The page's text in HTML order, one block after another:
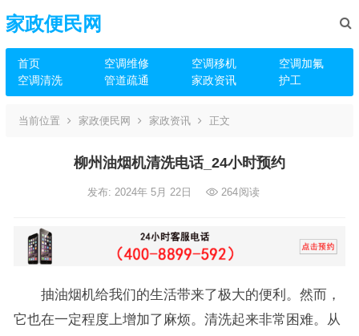
家政便民网
首页 空调维修 空调移机
空调加氟
空调清洗
管道疏通 家政资讯 护工
当前位置 家政便民网 家政资讯 正文
柳州油烟机清洗电话_24小时预约
发布: 2024年 5月 22日 264阅读
抽油烟机给我们的生活带来了极大的便利。然而，
它也在一定程度上增加了麻烦。清洗起来非常困难。从